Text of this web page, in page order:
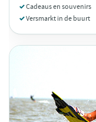
Cadeaus en souvenirs
Versmarkt in de buurt